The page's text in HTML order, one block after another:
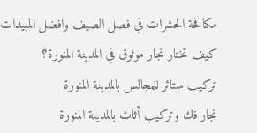
مكافحة الحشرات في فصل الصيف وافضل المبيدات
كيف تختار نجار موثوق في المدينة المنورة؟
تركيب ستائر للمجالس بالمدينة المنورة
نجار فك وتركيب أثاث بالمدينة المنورة